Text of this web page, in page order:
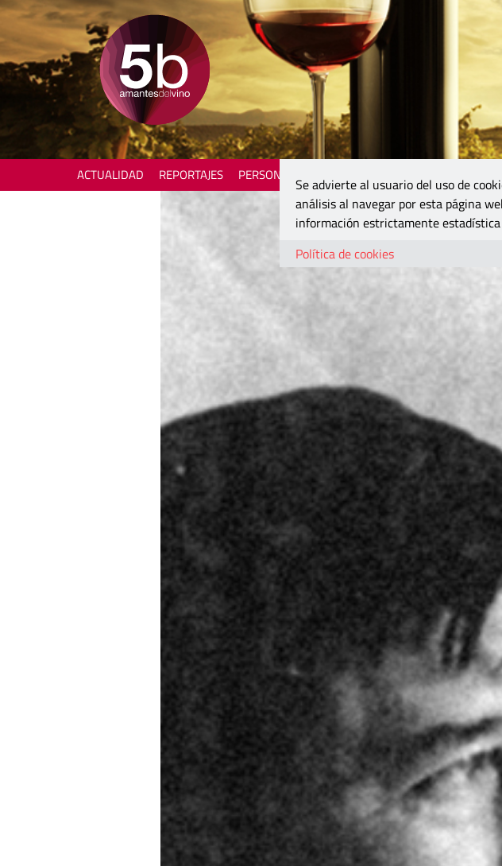
ACTUALIDAD REPORTAJES PERSONAJES
Se advierte al usuario del uso de
análisis al navegar por esta página
información estrictamente
Política de cookies